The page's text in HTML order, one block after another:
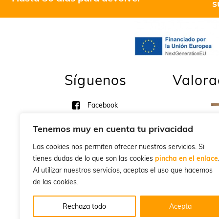
Tenemos muy en cuenta tu privacidad
Las cookies nos permiten ofrecer nuestros servicios. Si
tienes dudas de lo que son las cookies pincha en el enlace.
Al utilizar nuestros servicios, aceptas el uso que hacemos
de las cookies.
Rechaza todo Acepta
Síguenos
Facebook
Twitter
Youtube
por Suso
por Guillem